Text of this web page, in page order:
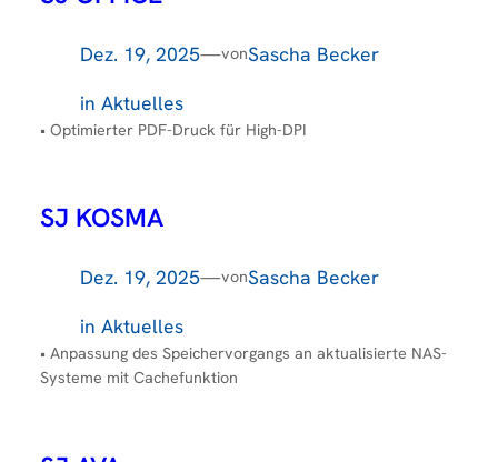
Dez. 19, 2025—vonSascha Becker
in Aktuelles
• Optimierter PDF-Druck für High-DPI
SJ KOSMA
Dez. 19, 2025—vonSascha Becker
in Aktuelles
• Anpassung des Speichervorgangs an aktualisierte NAS-
Systeme mit Cachefunktion